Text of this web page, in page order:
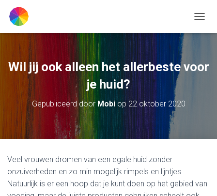
Wil jij ook alleen het allerbeste voor
je huid?
Gepubliceerd door Mobiop22 oktober 2020
Veel vrouwen dromen van een egale huid zonder
onzuiverheden en zo min mogelijk rimpels en lijntjes.
Natuurlijk is er een hoop dat je kunt doen op het gebied van